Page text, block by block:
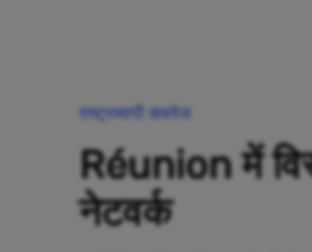
राष्ट्रव्यापी कवरेज
Réunion में
नेटवर्क